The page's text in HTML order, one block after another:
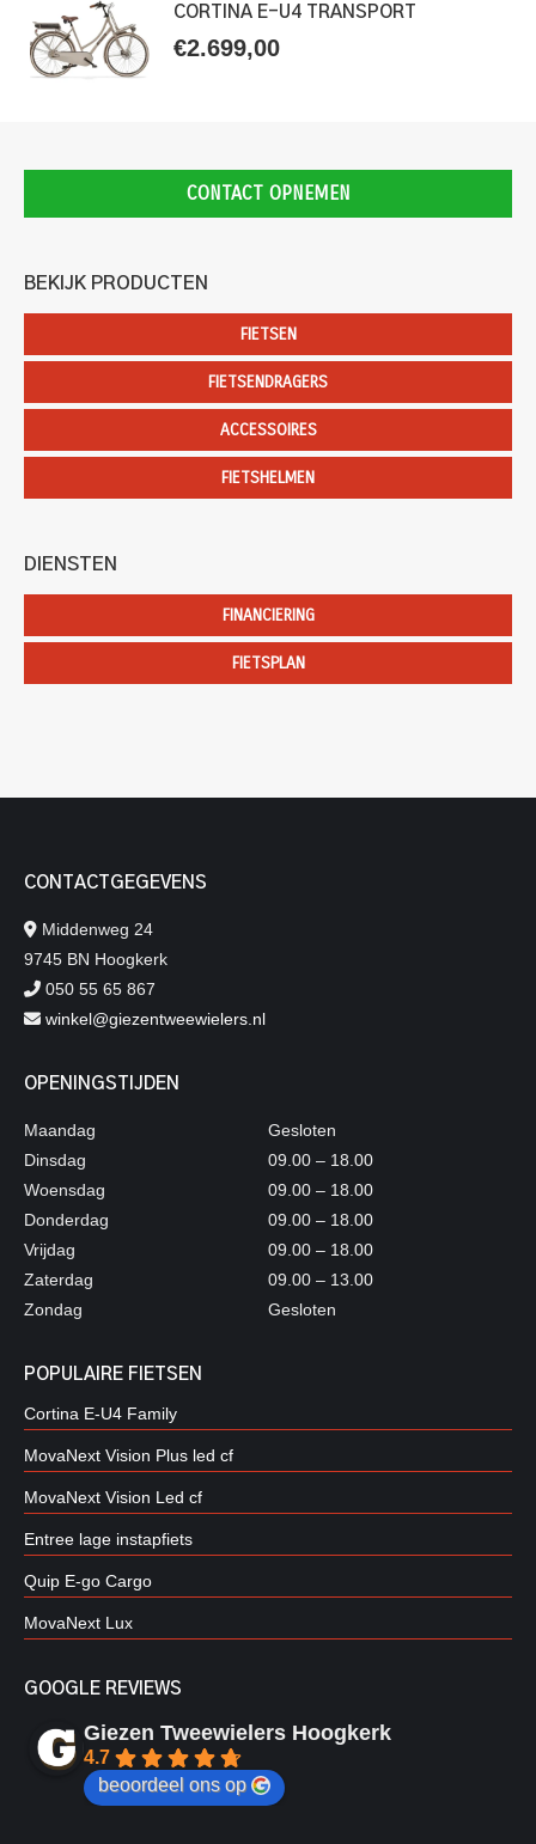
CORTINA E-U4 TRANSPORT
€2.699,00
CONTACT OPNEMEN
BEKIJK PRODUCTEN
FIETSEN
FIETSENDRAGERS
ACCESSOIRES
FIETSHELMEN
DIENSTEN
FINANCIERING
FIETSPLAN
CONTACTGEGEVENS
Middenweg 24
9745 BN Hoogkerk
050 55 65 867
winkel@giezentweewielers.nl
OPENINGSTIJDEN
Maandag
Dinsdag
Woensdag
Donderdag
Vrijdag
Zaterdag
Zondag
Gesloten
09.00 – 18.00
09.00 – 18.00
09.00 – 18.00
09.00 – 18.00
09.00 – 13.00
Gesloten
POPULAIRE FIETSEN
Cortina E-U4 Family
MovaNext Vision Plus led cf
MovaNext Vision Led cf
Entree lage instapfiets
Quip E-go Cargo
MovaNext Lux
GOOGLE REVIEWS
Giezen Tweewielers Hoogkerk
4.7
beoordeel ons op